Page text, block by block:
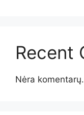
Recent
Nėra komentarų.